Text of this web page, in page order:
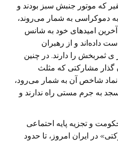
که موتور جنبش سبز بودند و
دموکراسی به شمار می‌روند،
امید‌های خود به شانس
داده‌اند و از رهبران
ی ثمربخش را دارند. در چنین
مشارکتی که مثلث
نماد شاخص آن به شمار می‌رود،
به جرم مستی راه ندارند و
و تجزیه پایه احتماعی
در ایران امروز، تا حدود